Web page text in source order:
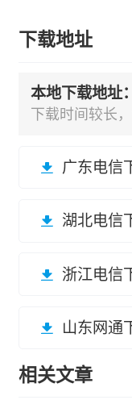
下载地址
本地下载地址
下载时间较长
广东电信
湖北电信
浙江电信
山东网通
相关文章